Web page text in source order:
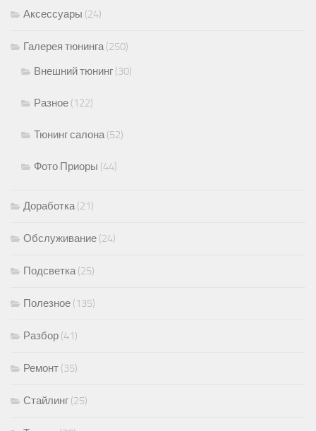
Аксессуары (24)
Галерея тюнинга(250)
Внешний тюнинг (30)
Разное (122)
Тюнинг салона(52)
Фото Приоры (44)
Доработка(21)
Обслуживание (24)
Подсветка(25)
Полезное (135)
Разбор (41)
Ремонт (35)
Стайлинг (25)